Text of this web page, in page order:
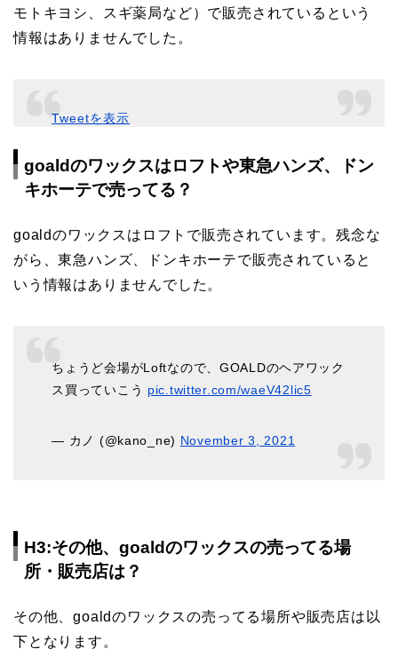
モトキヨシ、スギ薬局など）で販売されているという
情報はありませんでした。
Tweetを表示
goaldのワックスはロフトや東急ハンズ、ドン
キホーテで売ってる？
goaldのワックスはロフトで販売されています。残念な
がら、東急ハンズ、ドンキホーテで販売されていると
いう情報はありませんでした。
ちょうど会場がLoftなので、GOALDのヘアワック
ス買っていこう pic.twitter.com/waeV42lic5
— カノ (@kano_ne) November 3, 2021
H3:その他、goaldのワックスの売ってる場
所・販売店は？
その他、goaldのワックスの売ってる場所や販売店は以
下となります。